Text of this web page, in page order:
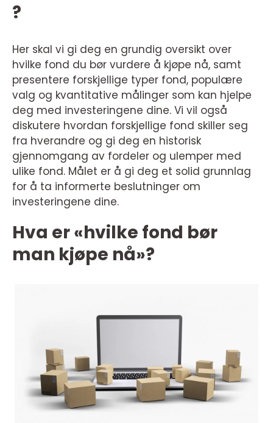
?
Her skal vi gi deg en grundig oversikt over
hvilke fond du bør vurdere å kjøpe nå, samt
presentere forskjellige typer fond, populære
valg og kvantitative målinger som kan hjelpe
deg med investeringene dine. Vi vil også
diskutere hvordan forskjellige fond skiller seg
fra hverandre og gi deg en historisk
gjennomgang av fordeler og ulemper med
ulike fond. Målet er å gi deg et solid grunnlag
for å ta informerte beslutninger om
investeringene dine.
Hva er «hvilke fond bør
man kjøpe nå»?